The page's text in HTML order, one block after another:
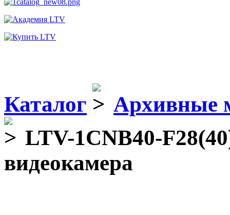
Каталог
Архивные
LTV-1CNB40-
видеокамера